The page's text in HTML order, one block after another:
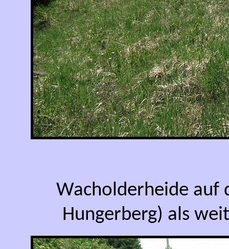
Wacholderheide auf
Hungerberg) als